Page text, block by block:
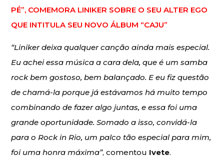
PÉ”, COMEMORA LINIKER SOBRE O SEU ALTER EGO
QUE INTITULA SEU NOVO ÁLBUM “CAJU”
“Liniker deixa qualquer canção ainda mais especial.
Eu achei essa música a cara dela, que é um samba
rock bem gostoso, bem balançado. E eu fiz questão
de chamá-la porque já estávamos há muito tempo
combinando de fazer algo juntas, e essa foi uma
grande oportunidade. Somado a isso, convidá-la
para o Rock in Rio, um palco tão especial para mim,
foi uma honra máxima”, comentou Ivete.